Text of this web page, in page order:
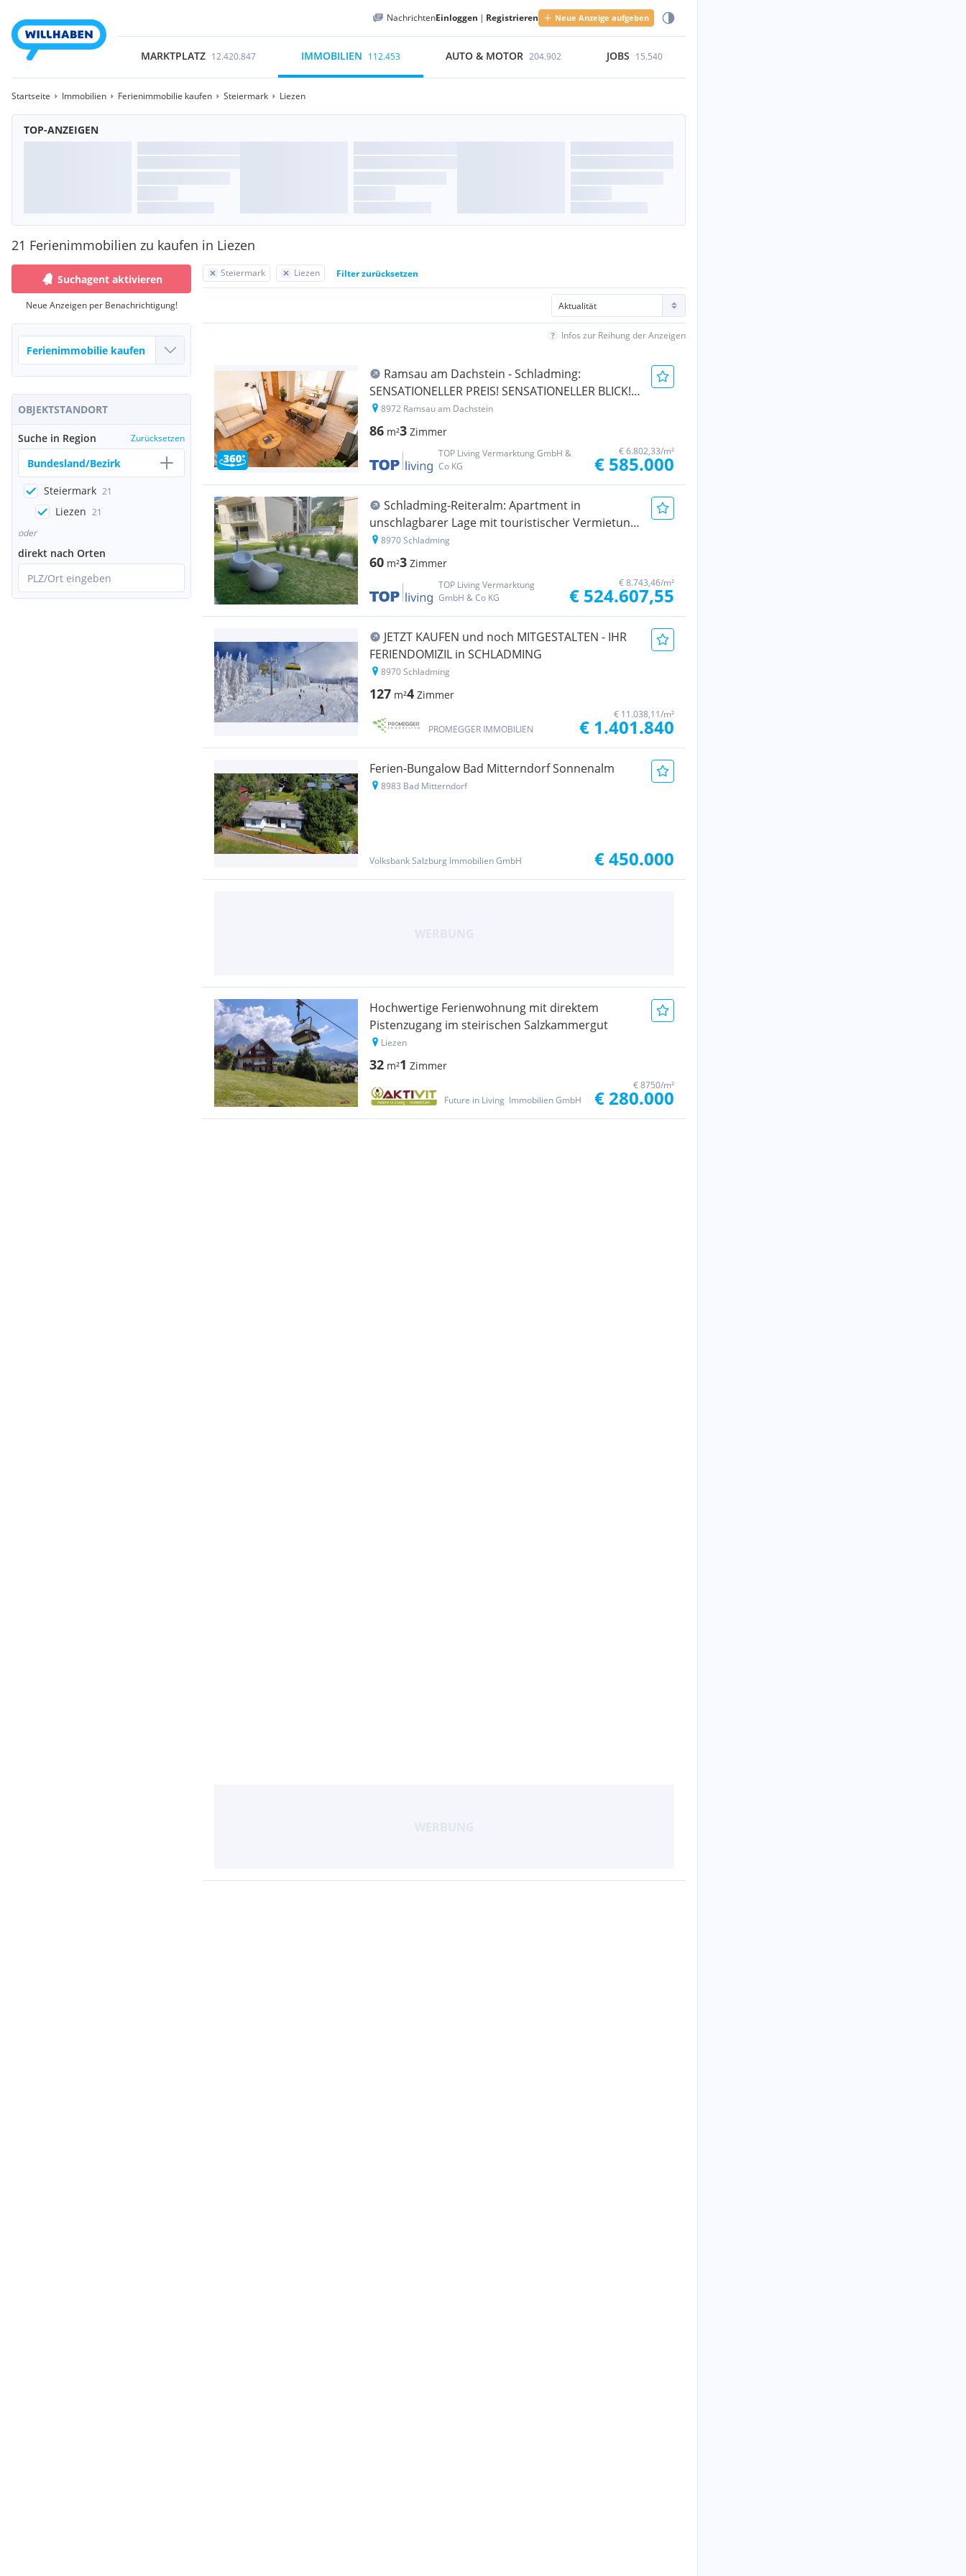
NachrichtenEinloggen | Registrieren Neue Anzeige aufgeben
MARKTPLATZ 12.420.847 IMMOBILIEN 112.453 AUTO & MOTOR 204.902 JOBS 15.540
Startseite Immobilien Ferienimmobilie kaufen Steiermark Liezen
TOP-ANZEIGEN
21 Ferienimmobilien zu kaufen in Liezen
Suchagent aktivieren
Neue Anzeigen per Benachrichtigung!
OBJEKTSTANDORT
Suche in Region Zurücksetzen
Bundesland/Bezirk
Steiermark 21
Liezen 21
oder
direkt nach Orten
PLZ/Ort eingeben
Steiermark Liezen Filter zurücksetzen
Infos zur Reihung der Anzeigen
Ramsau am Dachstein - Schladming:
SENSATIONELLER PREIS! SENSATIONELLER BLICK!
HONORARFREI FÜR KÄUFER: INNEN - NUR 6,5%
KAUFNEBENKOSTEN!! 3-Zimmer-Apartment,
8972 Ramsau am Dachstein
86 m²3 Zimmer
TOP Living Vermarktung GmbH &
Co KG
€ 6.802,33/m²
€ 585.000
Schladming-Reiteralm: Apartment in
unschlagbarer Lage mit touristischer Vermietung
und Eigennutzung!
8970 Schladming
60 m²3 Zimmer
TOP Living Vermarktung
GmbH & Co KG
€ 8.743,46/m²
€ 524.607,55
JETZT KAUFEN und noch MITGESTALTEN - IHR
FERIENDOMIZIL in SCHLADMING
8970 Schladming
127 m²4 Zimmer
PROMEGGER IMMOBILIEN
€ 11.038,11/m²
€ 1.401.840
Ferien-Bungalow Bad Mitterndorf Sonnenalm
8983 Bad Mitterndorf
Volksbank Salzburg Immobilien GmbH € 450.000
Hochwertige Ferienwohnung mit direktem
Pistenzugang im steirischen Salzkammergut
Liezen
32 m²1 Zimmer
Future in Living  Immobilien GmbH
€ 8750/m²
€ 280.000